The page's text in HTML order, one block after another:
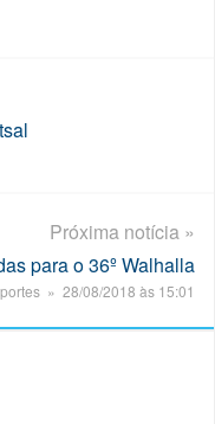
Próxima notícia »
para o 36º Walhalla
» 28/08/2018 às 15:01